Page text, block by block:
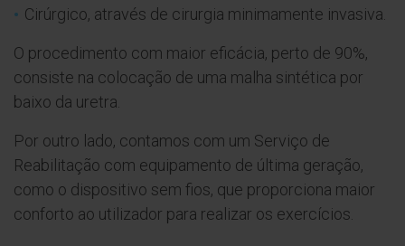
Cirúrgico, através de cirurgia minimamente invasiva.
O procedimento com maior eficácia, perto de 90%,
consiste na colocação de uma malha sintética por
baixo da uretra.
Por outro lado, contamos com um Serviço de
Reabilitação com equipamento de última geração,
como o dispositivo sem fios, que proporciona maior
conforto ao utilizador para realizar os exercícios.